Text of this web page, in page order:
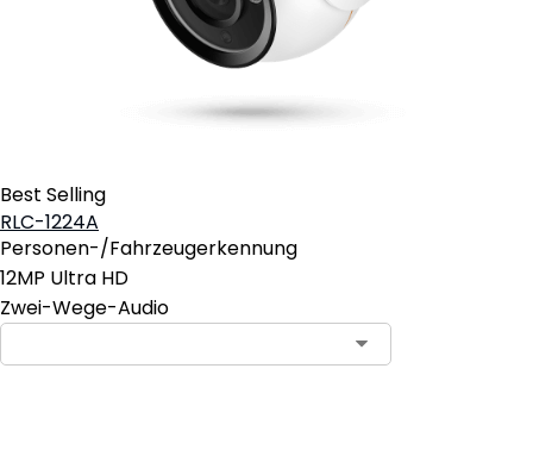
Best Selling
RLC-1224A
Personen-/Fahrzeugerkennung
12MP Ultra HD
Zwei-Wege-Audio